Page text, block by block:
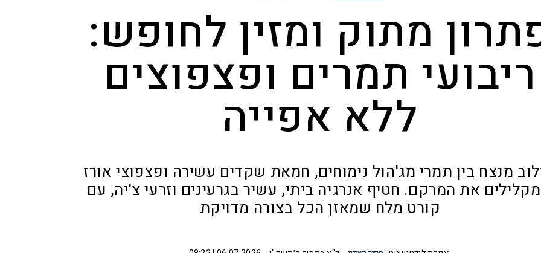
מתוק ומזין לחופש:
ריבועי תמרים ופצפוצים
ללא אפייה
מנצח בין תמרי מג'הול נימוחים, חמאת שקדים עשירה ופצפוצי אורז
את המרקם. חטיף אנרגיה ביתי, עשיר בגרעינים וזרעי צ'יה, עם
קורט מלח שמאזן הכל בצורה מדויקת